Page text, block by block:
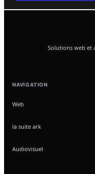
Solutions web et
NAVIGATION
Web
la suite ark
Audiovisuel